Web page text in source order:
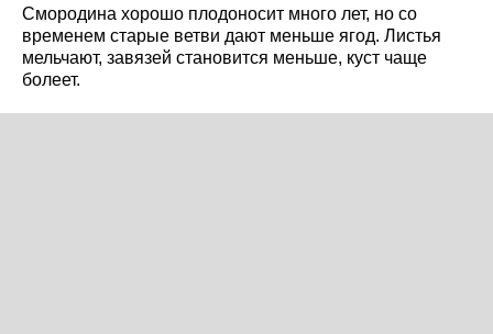
Смородина хорошо плодоносит много лет, но со
временем старые ветви дают меньше ягод. Листья
мельчают, завязей становится меньше, куст чаще
болеет.